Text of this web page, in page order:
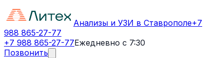
Анализы и УЗИ в Ставрополе+7
988 865-27-77
+7 988 865-27-77Ежедневно с 7:30
Позвонить